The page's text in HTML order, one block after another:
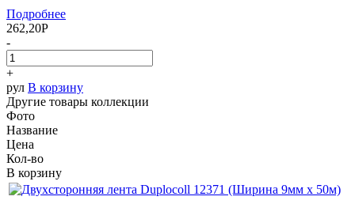
Подробнее
262,20Р
-
+
рул В корзину
Другие товары коллекции
Фото
Название
Цена
Кол-во
В корзину